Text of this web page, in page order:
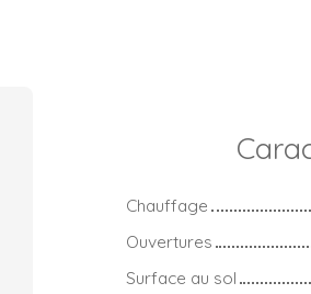
Chauffage
Ouvertures
Surface au sol